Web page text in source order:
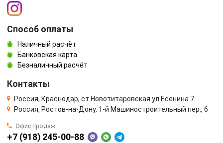
Способ оплаты
Наличный расчёт
Банковская карта
Безналичный расчёт
Контакты
Россия, Краснодар, ст.Новотитаровская ул.Есенина 7
Россия, Ростов-на-Дону, 1-й Машиностроительный пер., 6
Офис продаж
+7 (918) 245-00-88